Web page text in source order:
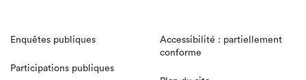
Enquêtes publiques
Participations publiques
Accessibilité : partiellement
conforme